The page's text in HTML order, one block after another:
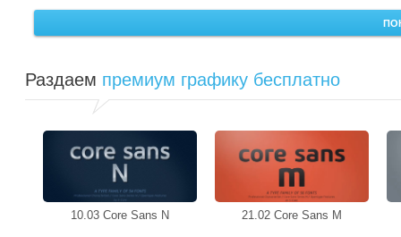
Раздаем премиум графику бесплатно
10.03 Core Sans N 21.02 Core Sans M